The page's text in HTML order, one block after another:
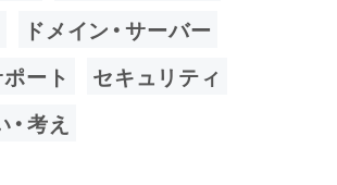
ドメイン・サーバー
ート
セキュリティ
・考え